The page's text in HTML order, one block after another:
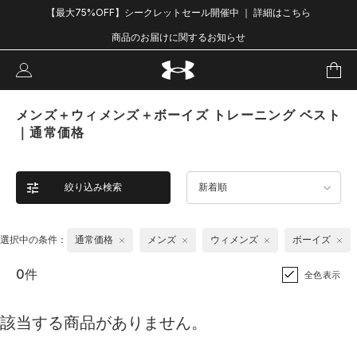
【最大75%OFF】シークレットセール開催中 ｜ 詳細はこちら
商品のお届けに関するお知らせ
メンズ＋ウィメンズ＋ボーイズ トレーニング ベスト
｜通常価格
絞り込み検索 新着順
選択中の条件： 通常価格 メンズ ウィメンズ ボーイズ
0件 全色表示
該当する商品がありません。